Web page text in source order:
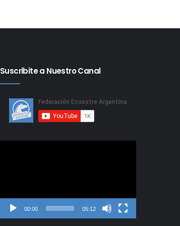
Suscribite a Nuestro Canal
00:00 05:12